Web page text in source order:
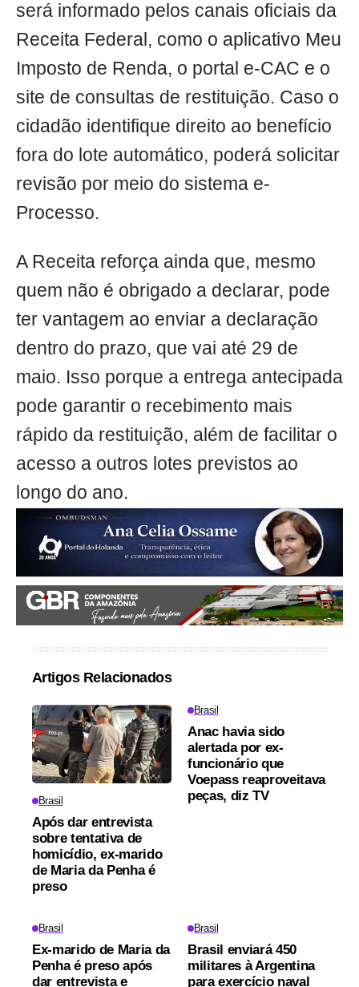
será informado pelos canais oficiais da
Receita Federal, como o aplicativo Meu
Imposto de Renda, o portal e-CAC e o
site de consultas de restituição. Caso o
cidadão identifique direito ao benefício
fora do lote automático, poderá solicitar
revisão por meio do sistema e-
Processo.
A Receita reforça ainda que, mesmo
quem não é obrigado a declarar, pode
ter vantagem ao enviar a declaração
dentro do prazo, que vai até 29 de
maio. Isso porque a entrega antecipada
pode garantir o recebimento mais
rápido da restituição, além de facilitar o
acesso a outros lotes previstos ao
longo do ano.
Artigos Relacionados
Brasil
Após dar entrevista
sobre tentativa de
homicídio, ex-marido
de Maria da Penha é
preso
Brasil
Anac havia sido
alertada por ex-
funcionário que
Voepass reaproveitava
peças, diz TV
Brasil
Ex-marido de Maria da
Penha é preso após
dar entrevista e
Brasil
Brasil enviará 450
militares à Argentina
para exercício naval